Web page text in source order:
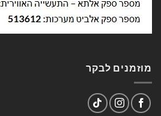
מוזמנים לבקר